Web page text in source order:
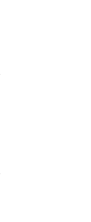
succes'
hij aanklopt
God heel